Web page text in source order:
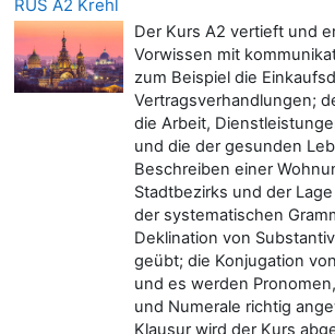
RUS A2 Krehl
Der Kurs A2 vertieft und
Vorwissen mit
zum Beispiel die
Vertragsverhandlungen;
die Arbeit,
und die der gesunden
Beschreiben einer
Stadtbezirks und der
der systematischen
Deklination von
geübt; die Konjugation
und es werden
und Numerale richtig
Klausur wird der Kurs